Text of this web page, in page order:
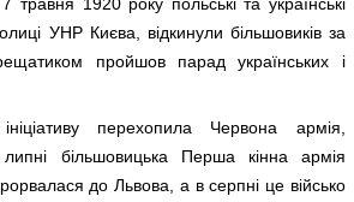
УНР Києва, відкинули більшовиків за
пройшов парад українських і
перехопила Червона армія,
більшовицька Перша кінна армія
до Львова, а в серпні це військо